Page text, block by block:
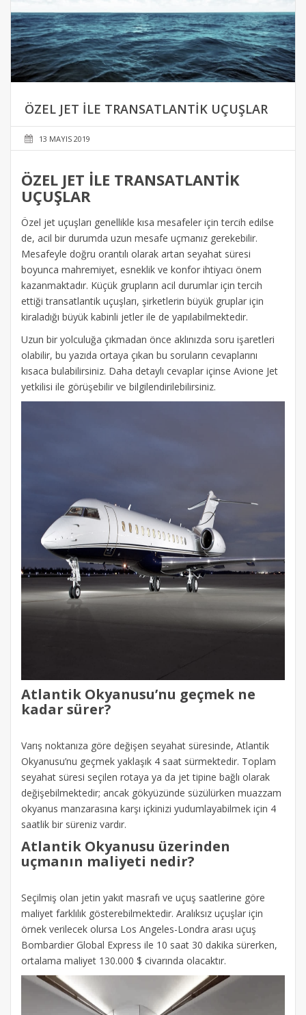
ÖZEL JET ILE TRANSATLANTIK UÇUŞLAR
13 MAYIS 2019
ÖZEL JET İLE TRANSATLANTİK
UÇUŞLAR
Özel jet uçuşları genellikle kısa mesafeler için tercih edilse
de, acil bir durumda uzun mesafe uçmanız gerekebilir.
Mesafeyle doğru orantılı olarak artan seyahat süresi
boyunca mahremiyet, esneklik ve konfor ihtiyacı önem
kazanmaktadır. Küçük grupların acil durumlar için tercih
ettiği transatlantik uçuşları, şirketlerin büyük gruplar için
kiraladığı büyük kabinli jetler ile de yapılabilmektedir.
Uzun bir yolculuğa çıkmadan önce aklınızda soru işaretleri
olabilir, bu yazıda ortaya çıkan bu soruların cevaplarını
kısaca bulabilirsiniz. Daha detaylı cevaplar içinse Avione Jet
yetkilisi ile görüşebilir ve bilgilendirilebilirsiniz.
Atlantik Okyanusu’nu geçmek ne
kadar sürer?
Varış noktanıza göre değişen seyahat süresinde, Atlantik
Okyanusu’nu geçmek yaklaşık 4 saat sürmektedir. Toplam
seyahat süresi seçilen rotaya ya da jet tipine bağlı olarak
değişebilmektedir; ancak gökyüzünde süzülürken muazzam
okyanus manzarasına karşı içkinizi yudumlayabilmek için 4
saatlik bir süreniz vardır.
Atlantik Okyanusu üzerinden
uçmanın maliyeti nedir?
Seçilmiş olan jetin yakıt masrafı ve uçuş saatlerine göre
maliyet farklılık gösterebilmektedir. Aralıksız uçuşlar için
örnek verilecek olursa Los Angeles-Londra arası uçuş
Bombardier Global Express ile 10 saat 30 dakika sürerken,
ortalama maliyet 130.000 $ civarında olacaktır.